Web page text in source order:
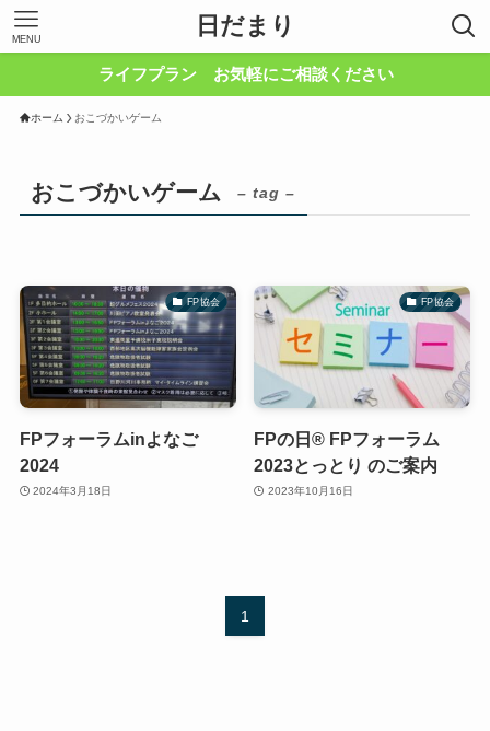
日だまり
MENU
ライフプラン お気軽にご相談ください
ホーム おこづかいゲーム
おこづかいゲーム – tag –
FP協会
FPフォーラムinよなご
2024
2024年3月18日
FP協会
FPの日® FPフォーラム
2023とっとり のご案内
2023年10月16日
1